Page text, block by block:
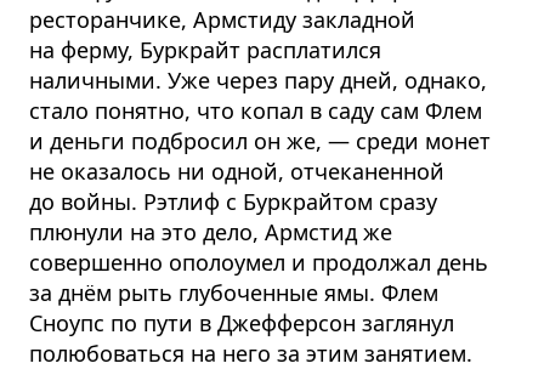
ресторанчике, Армстиду закладной
на ферму, Буркрайт расплатился
наличными. Уже через пару дней, однако,
стало понятно, что копал в саду сам Флем
и деньги подбросил он же, — среди монет
не оказалось ни одной, отчеканенной
до войны. Рэтлиф с Буркрайтом сразу
плюнули на это дело, Армстид же
совершенно ополоумел и продолжал день
за днём рыть глубоченные ямы. Флем
Сноупс по пути в Джефферсон заглянул
полюбоваться на него за этим занятием.